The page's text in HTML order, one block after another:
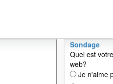
Sondage
Quel est
web?
Je n'aime